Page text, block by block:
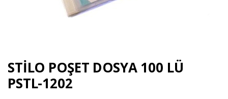
STİLO POŞET DOSYA 100 LÜ
PSTL-1202